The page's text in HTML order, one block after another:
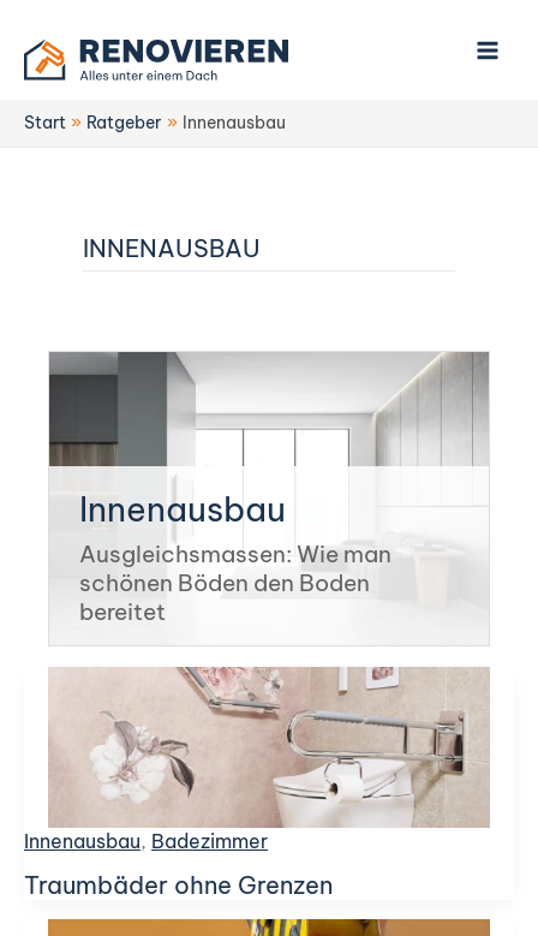
Inhalt
springen
Start Ratgeber Innenausbau
INNENAUSBAU
Ausgleichsmassen: Wie man
schönen Böden den Boden
bereitet
Kategorie:
Innenausbau
Innenausbau, Badezimmer
Traumbäder ohne Grenzen